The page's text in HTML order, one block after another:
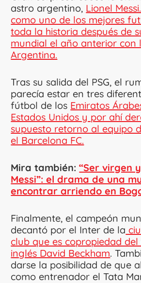
astro argentino, Lionel
como uno de los mejores
toda la historia después de
mundial el año anterior con
Argentina.
Tras su salida del PSG, el
parecía estar en tres
fútbol de los Emiratos
Estados Unidos y por ahí
supuesto retorno al equipo
el Barcelona FC.
Mira también:“Ser virgen
Messi”: el drama de una
encontrar arriendo en
Finalmente, el campeón
decantó por el Inter de la
club que es copropiedad
inglés David Beckham.
darse la posibilidad de que
como entrenador el Tata